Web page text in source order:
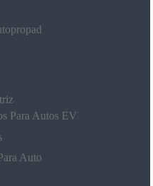
Para Autos EV
Auto